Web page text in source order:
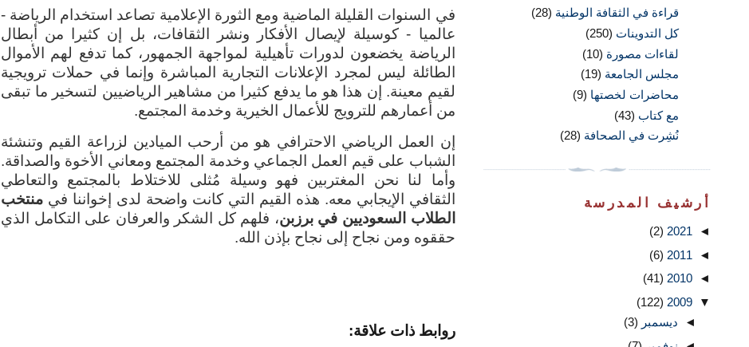
في السنوات القليلة الماضية ومع الثورة الإعلامية تصاعد استخدام الرياضة -
عالميا - كوسيلة لإيصال الأفكار ونشر الثقافات، بل إن كثيرا من أبطال
الرياضة يخضعون لدورات تأهيلية لمواجهة الجمهور، كما تدفع لهم الأموال
الطائلة ليس لمجرد الإعلانات التجارية المباشرة وإنما في حملات ترويجية
لقيم معينة. إن هذا هو ما يدفع كثيرا من مشاهير الرياضيين لتسخير ما تبقى
من أعمارهم للترويج للأعمال الخيرية وخدمة المجتمع.
إن العمل الرياضي الاحترافي هو من أرحب الميادين لزراعة القيم وتنشئة
الشباب على قيم العمل الجماعي وخدمة المجتمع ومعاني الأخوة والصداقة.
وأما لنا نحن المغتربين فهو وسيلة مُثلى للاختلاط بالمجتمع والتعاطي
الثقافي الإيجابي معه. هذه القيم التي كانت واضحة لدى إخواننا في منتخب
الطلاب السعوديين في برزبن، فلهم كل الشكر والعرفان على التكامل الذي
حققوه ومن نجاح إلى نجاح بإذن الله.
روابط ذات علاقة:
قراءة في الثقافة الوطنية (28)
كل التدوينات (250)
لقاءات مصورة (10)
مجلس الجامعة (19)
محاضرات لخصتها (9)
مع كتاب (43)
نُشِرت في الصحافة (28)
أرشيف المدرسة
◄
2021
(2)
◄
2011
(6)
◄
2010
(41)
▼
2009
(122)
◄ ديسمبر (3)